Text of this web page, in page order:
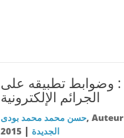
وضوابط تطبيقه على
الجرائم الإلكترونية
حسن محمد محمد بودى, Auteur
الجديدة |
2015